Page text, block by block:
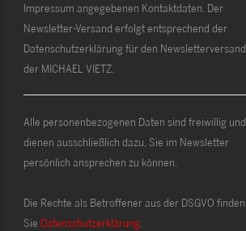
Impressum angegebenen Kontaktdaten. Der
Newsletter-Versand erfolgt entsprechend der
Datenschutzerklärung für den Newsletterversand
der MICHAEL VIETZ.
Alle personenbezogenen Daten sind freiwillig und
dienen ausschließlich dazu, Sie im Newsletter
persönlich ansprechen zu können.
Die Rechte als Betroffener aus der DSGVO finden
Sie Datenschutzerklärung.